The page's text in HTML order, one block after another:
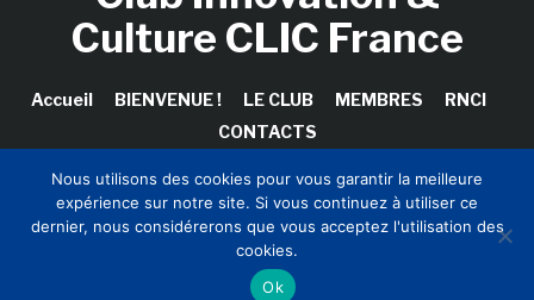
Culture CLIC France
Accueil BIENVENUE ! LE CLUB MEMBRES
RNCI
CONTACTS
Copyright © 2026 Club Innovation & Culture CLIC France /
Sinapses Conseils
Nous utilisons des cookies pour vous garantir la meilleure
expérience sur notre site. Si vous continuez à utiliser ce
dernier, nous considérerons que vous acceptez l'utilisation des
cookies.
Ok